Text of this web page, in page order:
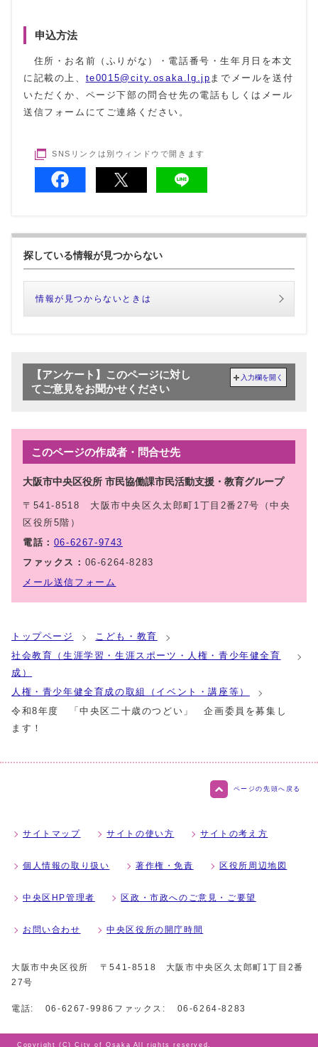
申込方法
住所・お名前（ふりがな）・電話番号・生年月日を本文
に記載の上、 te0015@city.osaka.lg.jp までメールを送付
いただくか、ページ下部の問合せ先の電話もしくはメール
送信フォームにてご連絡ください。
SNSリンクは別ウィンドウで開きます
探している情報が見つからない
情報が見つからないときは
【アンケート】このページに対し
てご意見をお聞かせください
入力欄を開く
このページの作成者・問合せ先
大阪市中央区役所 市民協働課市民活動支援・教育グループ
〒541-8518 大阪市中央区久太郎町1丁目2番27号（中央
区役所5階）
電話： 06-6267-9743
ファックス： 06-6264-8283
メール送信フォーム
トップページ
こども・教育
社会教育（生涯学習・生涯スポーツ・人権・青少年健全育
成）
人権・青少年健全育成の取組（イベント・講座等）
令和8年度 「中央区二十歳のつどい」 企画委員を募集し
ます！
ページの先頭へ戻る
サイトマップ サイトの使い方 サイトの考え方
個人情報の取り扱い 著作権・免責 区役所周辺地図
中央区HP管理者 区政・市政へのご意見・ご要望
お問い合わせ 中央区役所の開庁時間
大阪市中央区役所
〒541-8518 大阪市中央区久太郎町1丁目2番
27号
電話: 06-6267-9986 ファックス: 06-6264-8283
Copyright (C) City of Osaka All rights reserved.